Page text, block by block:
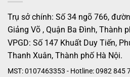
Trụ sở chính: Số 34 ngõ 766,
Giảng Võ , Quận Ba Đình, Thành
VPGD: Số 147 Khuất Duy Tiến,
Thanh Xuân, Thành phố Hà Nội.
MST: 0107463353 - Hotline: 0982 845